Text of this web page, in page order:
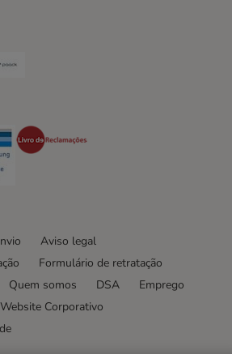
Shipping Method
Shipping Method
Security
Aviso legal
Formulário de retratação
Quem somos DSA
Emprego
Website Corporativo